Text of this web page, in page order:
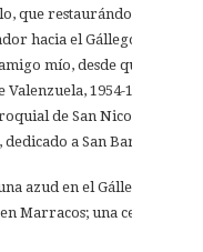
que restaurándolo y
hacia el Gállego» .Así me
mío, desde que juntos
1954-1955.
de San Nicolas. que
a San Bartolomé.
azud en el Gállego, pasa
Marracos; una central